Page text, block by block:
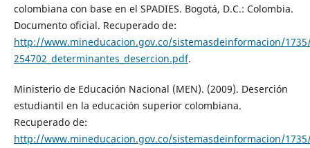
colombiana con base en el SPADIES. Bogotá, D.C.: Colombia.
Documento oficial. Recuperado de:
http://www.mineducacion.gov.co/sistemasdeinformacion/
254702_determinantes_desercion.pdf.
Ministerio de Educación Nacional (MEN). (2009). Deserción
estudiantil en la educación superior colombiana.
Recuperado de:
http://www.mineducacion.gov.co/sistemasdeinformacion/